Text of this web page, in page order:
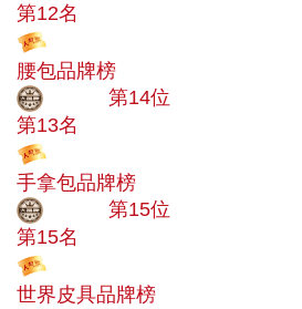
第12名
腰包品牌榜
第14位
第13名
手拿包品牌榜
第15位
第15名
世界皮具品牌榜